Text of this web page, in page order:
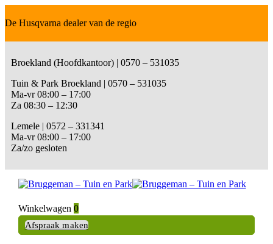
De Husqvarna dealer van de regio
Broekland (Hoofdkantoor) | 0570 – 531035
Tuin & Park Broekland | 0570 – 531035
Ma-vr 08:00 – 17:00
Za 08:30 – 12:30
Lemele | 0572 – 331341
Ma-vr 08:00 – 17:00
Za/zo gesloten
Winkelwagen 0
Afspraak maken